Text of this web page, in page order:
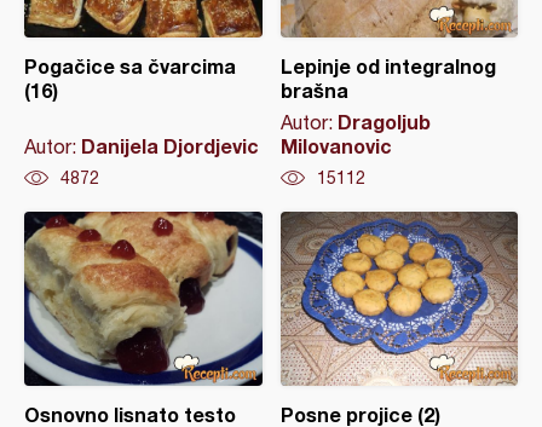
Pogačice sa čvarcima
(16)
Autor: Danijela Djordjevic
4872
Lepinje od integralnog
brašna
Autor: Dragoljub
Milovanovic
15112
Osnovno lisnato testo Posne projice (2)